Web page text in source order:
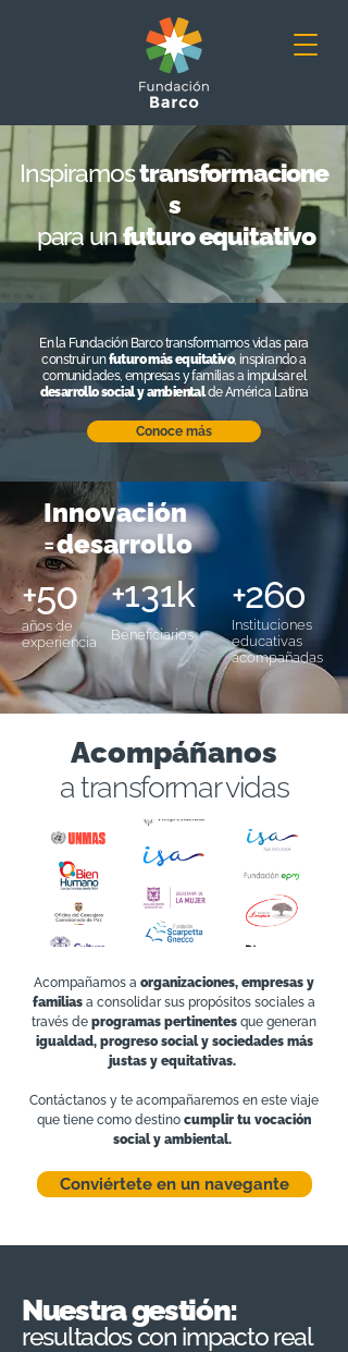
Inspiramostransformacione
s
para unfuturo equitativo
En la Fundación Barco transformamos vidas para
construir unfuturo más equitativo, inspirando a
comunidades, empresas y familias a impulsar el
desarrollo social y ambientalde América Latina
Conoce más
Innovación
=desarrollo
+50
años de
experiencia
+131k
Beneficiarios
+260
Instituciones
educativas
acompañadas
Acompáñanos
a transformar vidas
Acompañamos a organizaciones, empresas y
familias a consolidar sus propósitos sociales a
través de programas pertinentes que generan
igualdad, progreso social y sociedades más
justas y equitativas.
Contáctanos y te acompañaremos en este viaje
que tiene como destino cumplir tu vocación
social y ambiental.
Conviértete en un navegante
Nuestra gestión:
resultados con impacto real